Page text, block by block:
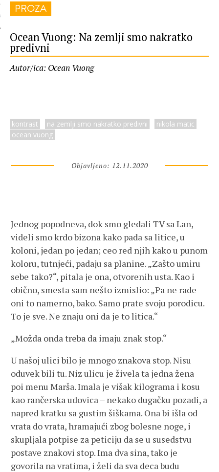
PROZA
Ocean Vuong: Na zemlji smo nakratko
predivni
Autor/ica: Ocean Vuong
kontrast na zemlji smo nakratko predivni
nikola matic
ocean vuong
Objavljeno: 12.11.2020
Jednog popodneva, dok smo gledali TV sa Lan,
videli smo krdo bizona kako pada sa litice, u
koloni, jedan po jedan; ceo red njih kako u punom
koloru, tutnjeći, padaju sa planine. „Zašto umiru
sebe tako?“, pitala je ona, otvorenih usta. Kao i
obično, smesta sam nešto izmislio: „Pa ne rade
oni to namerno, bako. Samo prate svoju porodicu.
To je sve. Ne znaju oni da je to litica.“
„Možda onda treba da imaju znak stop.“
U našoj ulici bilo je mnogo znakova stop. Nisu
oduvek bili tu. Niz ulicu je živela ta jedna žena
poi menu Marša. Imala je višak kilograma i kosu
kao rančerska udovica – nekako dugačku pozadi, a
napred kratku sa gustim šiškama. Ona bi išla od
vrata do vrata, hramаjući zbog bolesne noge, i
skupljala potpise za peticiju da se u susedstvu
postave znakovi stop. Ima dva sina, tako je
govorila na vratima, i želi da sva deca budu